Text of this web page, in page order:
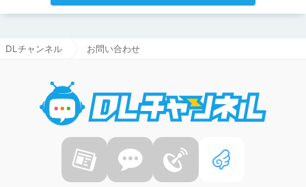
DLチャンネル お問い合わせ